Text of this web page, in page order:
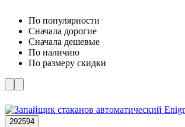
По популярности
Cначала дорогие
Cначала дешевые
По наличию
По размеру скидки
292594